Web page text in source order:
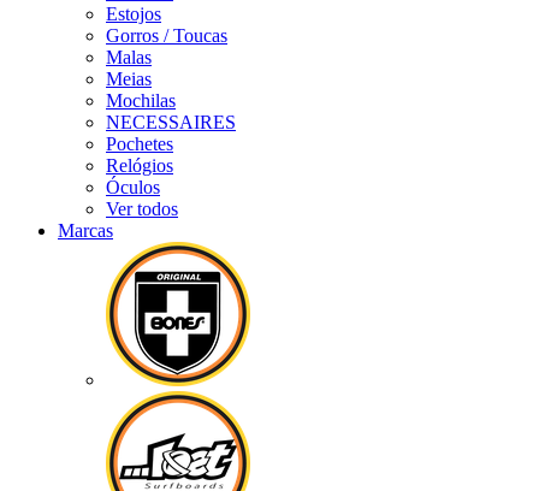
Estojos
Gorros / Toucas
Malas
Meias
Mochilas
NECESSAIRES
Pochetes
Relógios
Óculos
Ver todos
Marcas